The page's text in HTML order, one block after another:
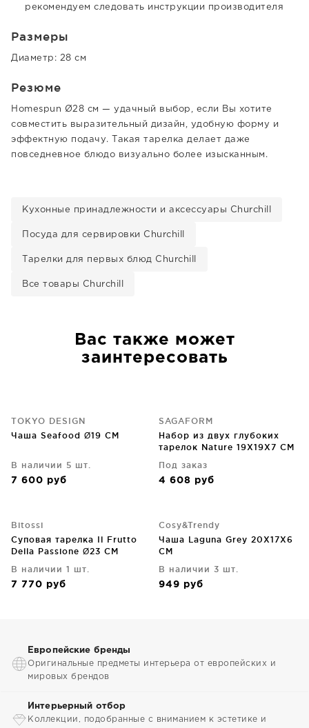
рекомендуем следовать инструкции производителя
Размеры
Диаметр: 28 см
Резюме
Homespun Ø28 см — удачный выбор, если Вы хотите
совместить выразительный дизайн, удобную форму и
эффектную подачу. Такая тарелка делает даже
повседневное блюдо визуально более изысканным.
Кухонные принадлежности и аксессуары Churchill
Посуда для сервировки Churchill
Тарелки для первых блюд Churchill
Все товары Churchill
Вас также может
заинтересовать
TOKYO DESIGN
Чаша Seafood Ø19 CM
В наличии 5 шт.
7 600 руб
SAGAFORM
Набор из двух глубоких
тарелок Nature 19X19X7 CM
Под заказ
4 608 руб
Bitossi
Суповая тарелка Il Frutto
Della Passione Ø23 CM
В наличии 1 шт.
7 770 руб
Cosy&Trendy
Чаша Laguna Grey 20X17X6
CM
В наличии 3 шт.
949 руб
Европейские бренды
Оригинальные предметы интерьера от европейских и
мировых брендов
Интерьерный отбор
Коллекции, подобранные с вниманием к эстетике и